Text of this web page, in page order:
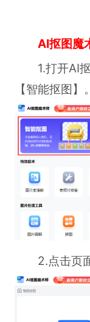
AI抠图魔
1.打开AI抠
【智能抠图】。
2.点击页面